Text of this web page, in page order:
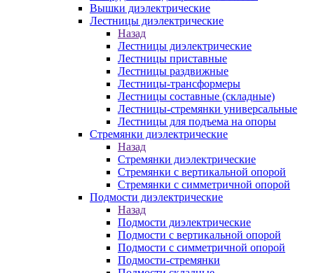
Вышки диэлектрические
Лестницы диэлектрические
Назад
Лестницы диэлектрические
Лестницы приставные
Лестницы раздвижные
Лестницы-трансформеры
Лестницы составные (складные)
Лестницы-стремянки универсальные
Лестницы для подъема на опоры
Стремянки диэлектрические
Назад
Стремянки диэлектрические
Стремянки с вертикальной опорой
Стремянки с симметричной опорой
Подмости диэлектрические
Назад
Подмости диэлектрические
Подмости с вертикальной опорой
Подмости с симметричной опорой
Подмости-стремянки